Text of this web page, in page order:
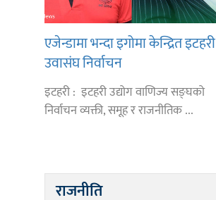
एजेन्डामा भन्दा इगोमा केन्द्रित इटहरी
उवासंघ निर्वाचन
इटहरी : इटहरी उद्योग वाणिज्य सङ्घको
निर्वाचन व्यक्ती, समूह र राजनीतिक ...
राजनीति